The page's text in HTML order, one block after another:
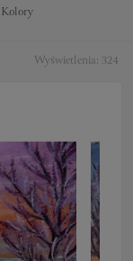
Kolory
Wyświetlenia: 324